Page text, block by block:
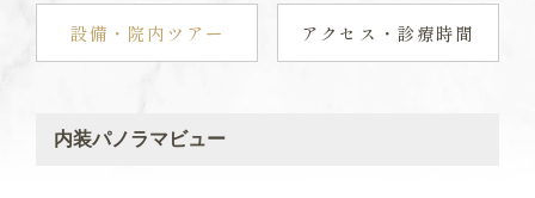
設備・院内ツアー アクセス・診療時間
内装パノラマビュー